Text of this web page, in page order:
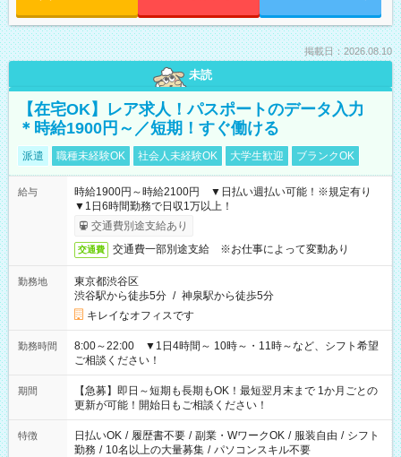
掲載日：2026.08.10
未読
【在宅OK】レア求人！パスポートのデータ入力
＊時給1900円～／短期！すぐ働ける
派遣 職種未経験OK 社会人未経験OK 大学生歓迎 ブランクOK
給与
時給1900円～時給2100円 ▼日払い週払い可能！※規定有り
▼1日6時間勤務で日収1万以上！
交通費別途支給あり
交通費 交通費一部別途支給 ※お仕事によって変動あり
勤務地
東京都渋谷区
渋谷駅から徒歩5分 / 神泉駅から徒歩5分
キレイなオフィスです
勤務時間
8:00～22:00 ▼1日4時間～ 10時～・11時～など、シフト希望
ご相談ください！
期間
【急募】即日～短期も長期もOK！最短翌月末まで 1か月ごとの
更新が可能！開始日もご相談ください！
特徴 日払いOK / 履歴書不要 / 副業・WワークOK / 服装自由 / シフト
勤務 / 10名以上の大量募集 / パソコンスキル不要